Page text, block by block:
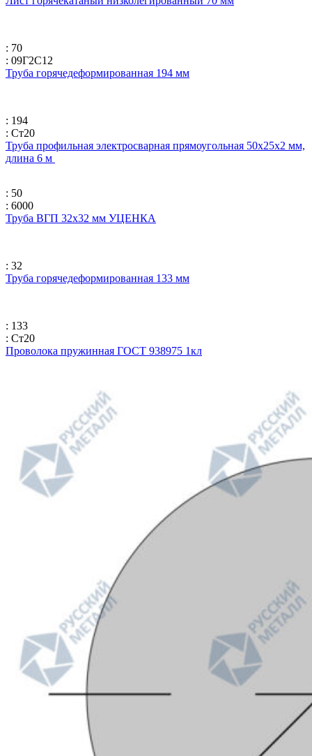
: 70
: 09Г2С12
Труба горячедеформированная 194 мм
: 194
: Ст20
Труба профильная электросварная прямоугольная 50х25х2 мм,
длина 6 м
: 50
: 6000
Труба ВГП 32х32 мм УЦЕНКА
: 32
Труба горячедеформированная 133 мм
: 133
: Ст20
Проволока пружинная ГОСТ 938975 1кл